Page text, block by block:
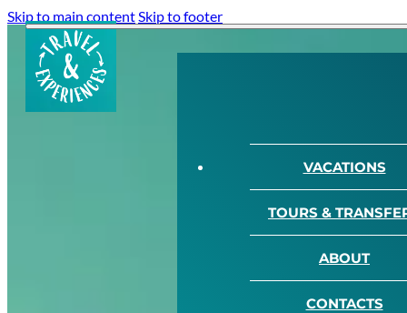
Skip to main contentSkip to footer
VACATIONS
TOURS &
ABOUT
CONTACTS